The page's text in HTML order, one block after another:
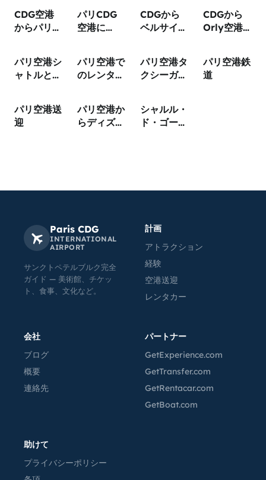
CDG空港
からパリ市
交通手段を
徹底比較
パリCDG
空港に
場・料金・
コツ
CDGから
ベルサイユ
年ガイド
CDGから
Orly空港
年移動ガイ
ド
パリ空港シ
ャトルとバ
パリ空港で
のレンタカ
パリ空港タ
クシーガイ
パリ空港鉄
道
パリ空港送
迎
パリ空港か
らディズニ
シャルル・
ド・ゴール
Paris CDG
INTERNATIONAL
AIRPORT
サンクトペテルブルク完全
ガイド — 美術館、チケッ
ト、食事、文化など。
計画
アトラクション
経験
空港送迎
レンタカー
会社
ブログ
概要
連絡先
パートナー
GetExperience.com
GetTransfer.com
GetRentacar.com
GetBoat.com
助けて
プライバシーポリシー